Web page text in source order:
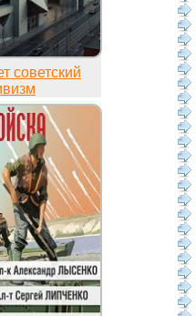
советский